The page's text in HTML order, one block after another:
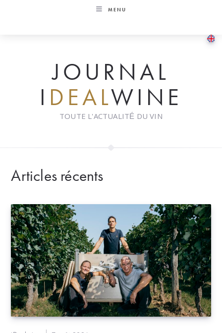
MENU
JOURNAL
I DEALWINE
TOUTE L'ACTUALITÉ DU VIN
Articles récents
Auteur/autrice